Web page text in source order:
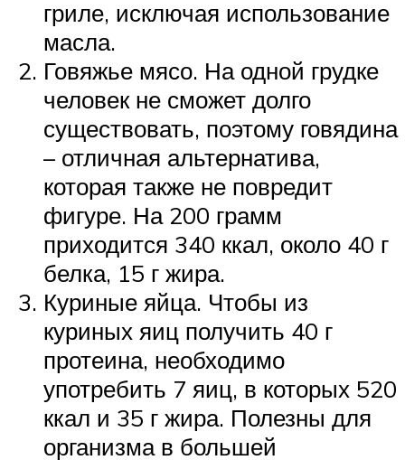
гриле, исключая использование
масла.
Говяжье мясо. На одной грудке
человек не сможет долго
существовать, поэтому говядина
– отличная альтернатива,
которая также не повредит
фигуре. На 200 грамм
приходится 340 ккал, около 40 г
белка, 15 г жира.
Куриные яйца. Чтобы из
куриных яиц получить 40 г
протеина, необходимо
употребить 7 яиц, в которых 520
ккал и 35 г жира. Полезны для
организма в большей